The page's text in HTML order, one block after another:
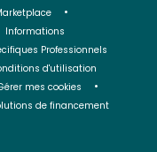
Informations
Professionnels
d'utilisation
mes cookies
de financement